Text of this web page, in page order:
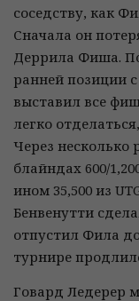
соседству, как
Сначала он
Деррила Фиша.
ранней позиции с
выставил все
легко
Через
блайндах 600/
ином 35,500 из
Бенвенутти
отпустил Фила
турнире
Говард Ледерер